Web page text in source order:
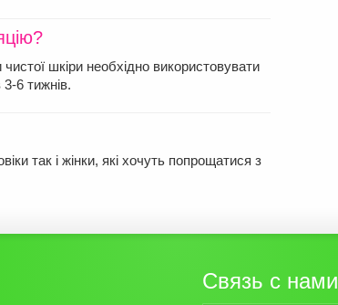
шкіри необхідно використовувати
6 тижнів.
так і жінки, які хочуть попрощатися з
Связь с нами